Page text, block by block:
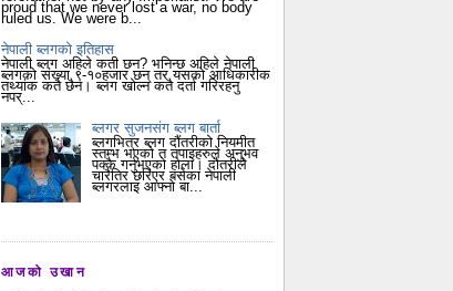
proud that we never lost a war, no body
ruled us. We were b...
नेपाली ब्लगको इतिहास
नेपाली ब्लग अहिले कती छन? भनिन्छ अहिले नेपाली
ब्लगको संख्या ९-१०हजार छन् तर यसको आधिकारीक
तथ्यांक कतै छैन। ब्लग खोल्न कतै दर्ता गरिरहनु
नपर्...
ब्लगर सुजनसंग ब्लग बार्ता
ब्लगभित्र ब्लग दौंतरीको नियमीत
स्तम्भ भएको त तपाइहरुले अनुभव
पक्कै गर्नुभएको होला। दौतरीले
चारैतिर छरिएर बसेका नेपाली
ब्लगरलाइ आफ्नो बा...
आजको उखान